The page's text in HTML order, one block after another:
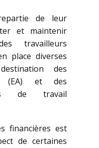
de leur
et maintenir
travailleurs
place diverses
des
(EA) et des
de travail
financières est
de certaines